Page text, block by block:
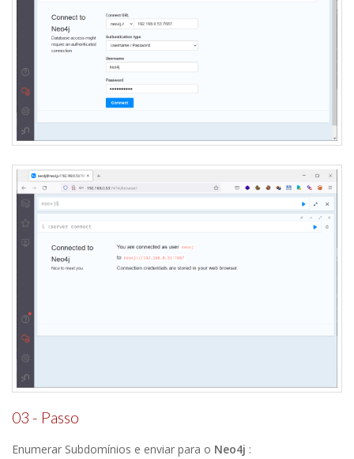
03 - Passo
Enumerar Subdomínios e enviar para o Neo4j :